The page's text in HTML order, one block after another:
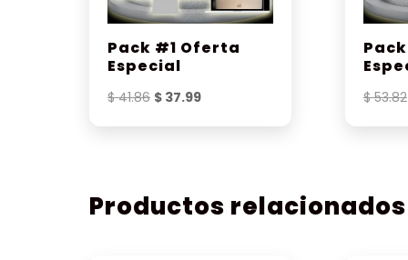
Pack #1 Oferta
Especial
$41.86 El
$ 37.99El
$53.82
Productos relacionados